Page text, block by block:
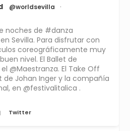
@worldsevilla ·
noches de #danza
Sevilla. Para disfrutar con
coreográficamente muy
nivel. El Ballet de
@Maestranza. El Take Off
de Johan Inger y la compañía
en @festivalitalica .
Twitter